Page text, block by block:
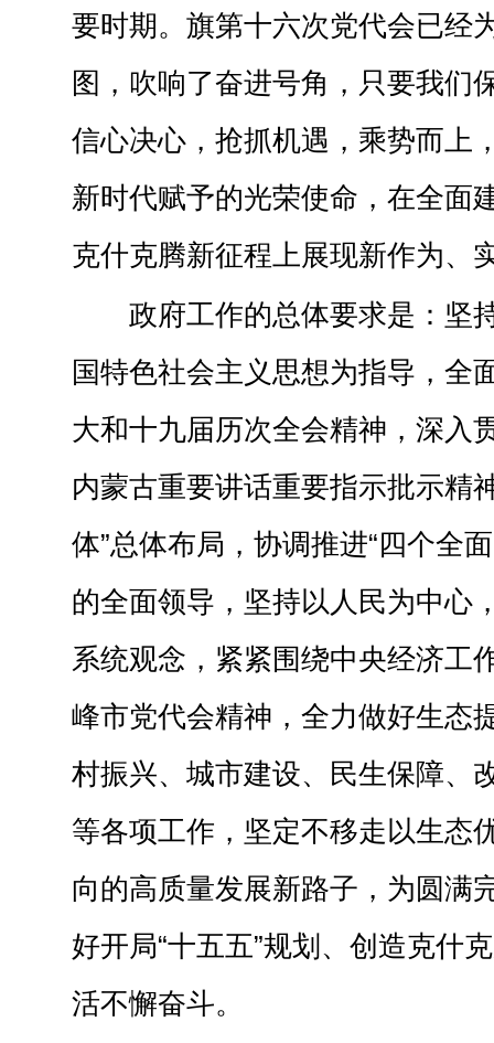
要时期。旗第十六次党代会已经
图，吹响了奋进号角，只要我们
信心决心，抢抓机遇，乘势而上
新时代赋予的光荣使命，在全面
克什克腾新征程上展现新作为、
政府工作的总体要求是：坚
国特色社会主义思想为指导，全
大和十九届历次全会精神，深入
内蒙古重要讲话重要指示批示精
体”总体布局，协调推进“四个全
的全面领导，坚持以人民为中心
系统观念，紧紧围绕中央经济工
峰市党代会精神，全力做好生态
村振兴、城市建设、民生保障、
等各项工作，坚定不移走以生态
向的高质量发展新路子，为圆满
好开局“十五五”规划、创造克什
活不懈奋斗。